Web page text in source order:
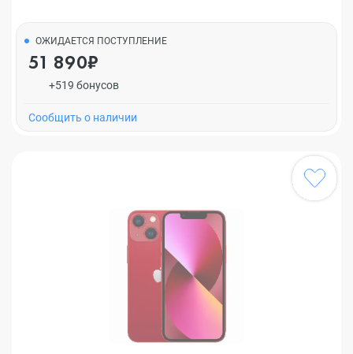
ОЖИДАЕТСЯ ПОСТУПЛЕНИЕ
51 890₽
+519 бонусов
Cообщить о наличии